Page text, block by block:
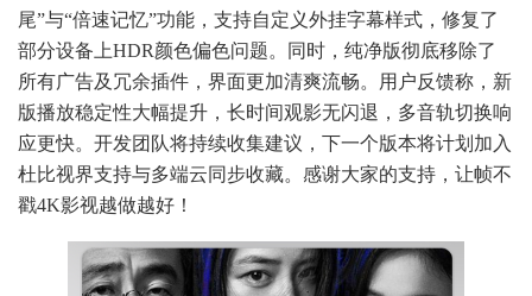
尾”与“倍速记忆”功能，支持自定义外挂字幕样式，修复了
部分设备上HDR颜色偏色问题。同时，纯净版彻底移除了
所有广告及冗余插件，界面更加清爽流畅。用户反馈称，新
版播放稳定性大幅提升，长时间观影无闪退，多音轨切换响
应更快。开发团队将持续收集建议，下一个版本将计划加入
杜比视界支持与多端云同步收藏。感谢大家的支持，让帧不
戳4K影视越做越好！